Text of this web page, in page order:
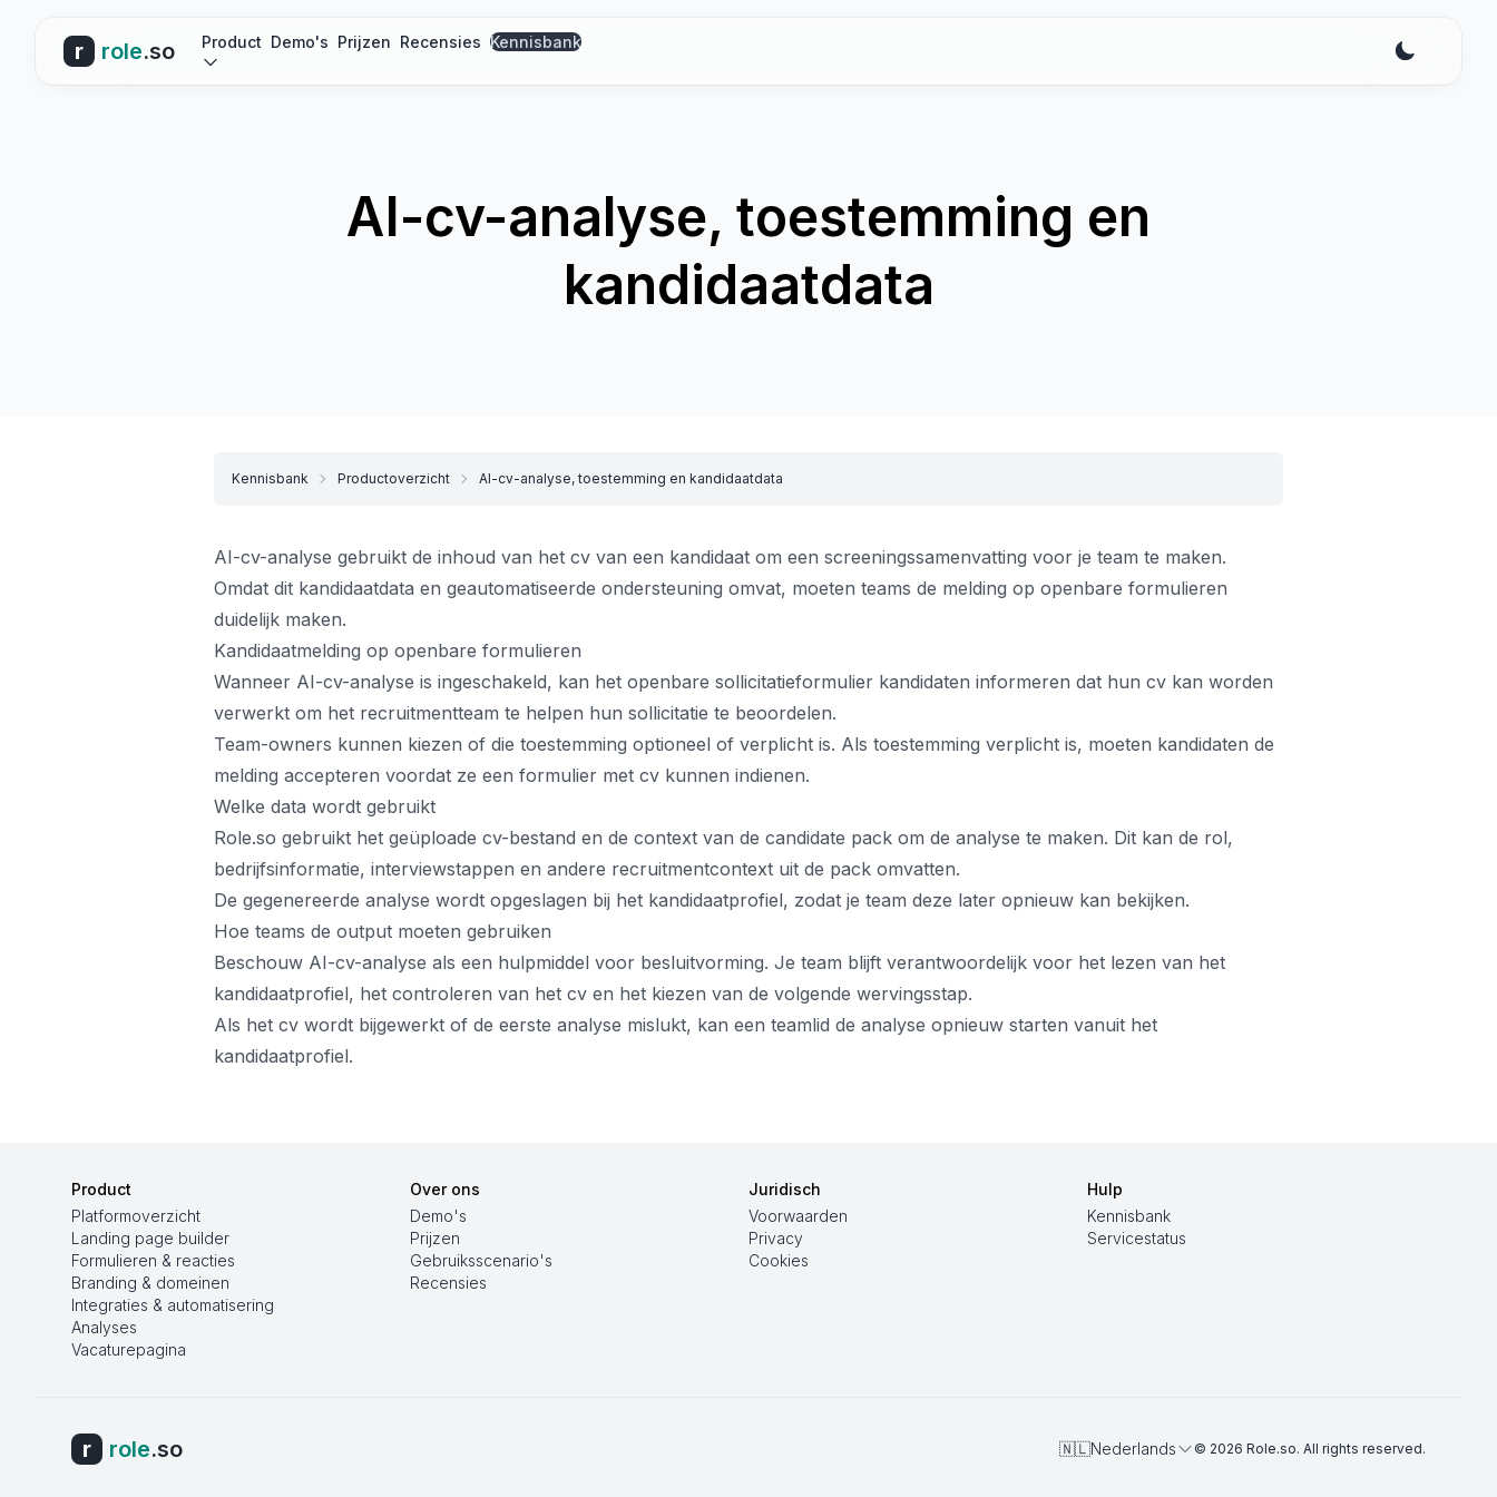
r role.so Product Demo's Prijzen Recensies Kennisbank
AI-cv-analyse, toestemming en
kandidaatdata
Kennisbank Productoverzicht AI-cv-analyse, toestemming en kandidaatdata
AI-cv-analyse gebruikt de inhoud van het cv van een kandidaat om een screeningssamenvatting voor je team te maken.
Omdat dit kandidaatdata en geautomatiseerde ondersteuning omvat, moeten teams de melding op openbare formulieren
duidelijk maken.
Kandidaatmelding op openbare formulieren
Wanneer AI-cv-analyse is ingeschakeld, kan het openbare sollicitatieformulier kandidaten informeren dat hun cv kan worden
verwerkt om het recruitmentteam te helpen hun sollicitatie te beoordelen.
Team-owners kunnen kiezen of die toestemming optioneel of verplicht is. Als toestemming verplicht is, moeten kandidaten de
melding accepteren voordat ze een formulier met cv kunnen indienen.
Welke data wordt gebruikt
Role.so gebruikt het geüploade cv-bestand en de context van de candidate pack om de analyse te maken. Dit kan de rol,
bedrijfsinformatie, interviewstappen en andere recruitmentcontext uit de pack omvatten.
De gegenereerde analyse wordt opgeslagen bij het kandidaatprofiel, zodat je team deze later opnieuw kan bekijken.
Hoe teams de output moeten gebruiken
Beschouw AI-cv-analyse als een hulpmiddel voor besluitvorming. Je team blijft verantwoordelijk voor het lezen van het
kandidaatprofiel, het controleren van het cv en het kiezen van de volgende wervingsstap.
Als het cv wordt bijgewerkt of de eerste analyse mislukt, kan een teamlid de analyse opnieuw starten vanuit het
kandidaatprofiel.
Product
Platformoverzicht
Landing page builder
Formulieren & reacties
Branding & domeinen
Integraties & automatisering
Analyses
Vacaturepagina
Over ons
Demo's
Prijzen
Gebruiksscenario's
Recensies
Juridisch
Voorwaarden
Privacy
Cookies
Hulp
Kennisbank
Servicestatus
r role.so 🇳🇱Nederlands © 2026 Role.so. All rights reserved.